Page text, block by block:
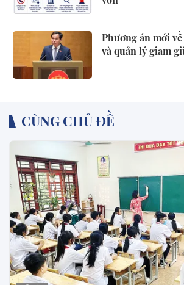
Phương án mới
và quản lý giam
CÙNG CHỦ ĐỀ